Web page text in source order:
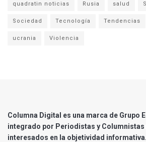
quadratin noticias Rusia salud
Sociedad Tecnología Tendencias
ucrania Violencia
Columna Digital es una marca de Grupo
integrado por Periodistas y Columnistas
interesados en la objetividad informativa.